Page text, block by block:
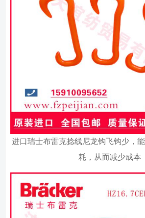
进口瑞士布雷克捻线尼龙钩飞钩少，
耗，从而减少成本